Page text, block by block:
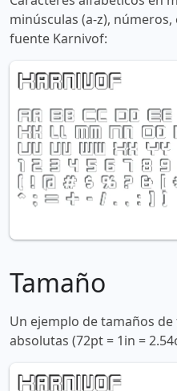
minúsculas (a-z),
fuente Karnivof:
Tamaño
Un ejemplo de tamaños
absolutas (72pt = 1in =